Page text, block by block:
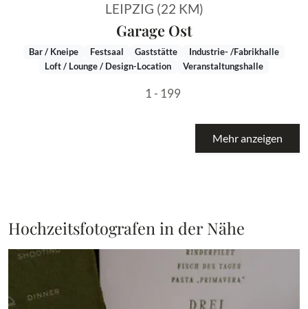
LEIPZIG (22 KM)
Garage Ost
Bar / Kneipe Festsaal Gaststätte
Industrie- /Fabrikhalle
Loft / Lounge / Design-Location
Veranstaltungshalle
1 - 199
Mehr anzeigen
Hochzeitsfotografen in der Nähe